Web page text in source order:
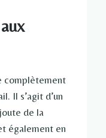
complètement
Il s’agit d’un
de la
également en